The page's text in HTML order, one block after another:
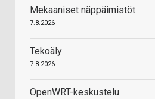
Mekaaniset näppäimistöt
7.8.2026
Tekoäly
7.8.2026
OpenWRT-keskustelu